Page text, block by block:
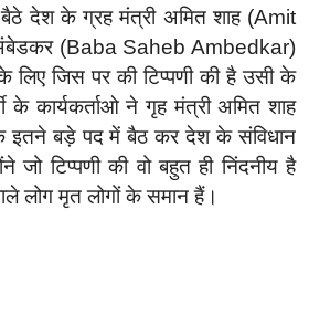
देश के ग्रह मंत्री अमित शाह (Amit
अंबेडकर (Baba Saheb Ambedkar)
जिस पर की टिप्पणी की है उसी के
के कार्यकर्ताओ ने गृह मंत्री अमित शाह
इतने बड़े पद में बैठ कर देश के संविधान
जो टिप्पणी की वो बहुत ही निंदनीय है
लोग मृत लोगों के समान हैं।